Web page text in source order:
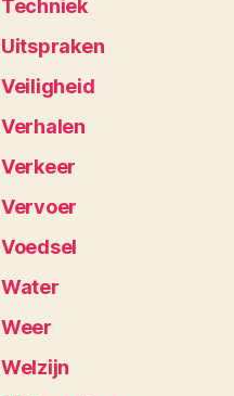
Techniek
Uitspraken
Veiligheid
Verhalen
Verkeer
Vervoer
Voedsel
Water
Weer
Welzijn